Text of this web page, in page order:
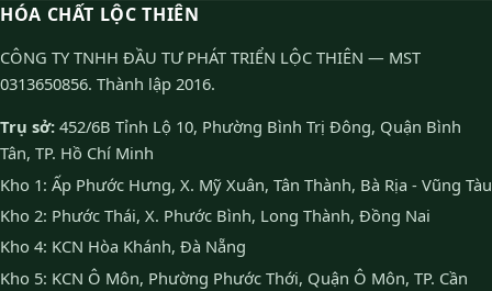
HÓA CHẤT LỘC THIÊN
CÔNG TY TNHH ĐẦU TƯ PHÁT TRIỂN LỘC THIÊN — MST
0313650856. Thành lập 2016.
Trụ sở: 452/6B Tỉnh Lộ 10, Phường Bình Trị Đông, Quận Bình
Tân, TP. Hồ Chí Minh
Kho 1: Ấp Phước Hưng, X. Mỹ Xuân, Tân Thành, Bà Rịa - Vũng Tàu
Kho 2: Phước Thái, X. Phước Bình, Long Thành, Đồng Nai
Kho 4: KCN Hòa Khánh, Đà Nẵng
Kho 5: KCN Ô Môn, Phường Phước Thới, Quận Ô Môn, TP. Cần